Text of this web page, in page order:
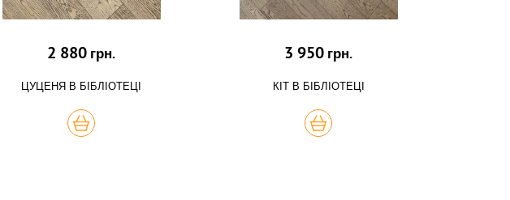
2 880 грн.
ЦУЦЕНЯ В БІБЛІОТЕЦІ
КУПИТЬ
3 950 грн.
КІТ В БІБЛІОТЕЦІ
КУПИТЬ